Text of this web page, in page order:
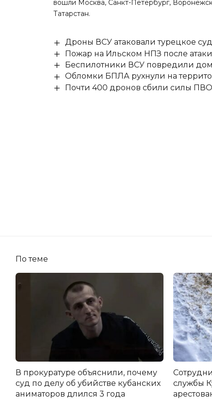
вошли Москва, Санкт-Петербург,
Татарстан.
Дроны ВСУ атаковали турецкое
Пожар на Ильском НПЗ после
Беспилотники ВСУ повредили
Обломки БПЛА рухнули на
Почти 400 дронов сбили силы
По теме
В прокуратуре объяснили, почему
суд по делу об убийстве кубанских
аниматоров длился 3 года
службы